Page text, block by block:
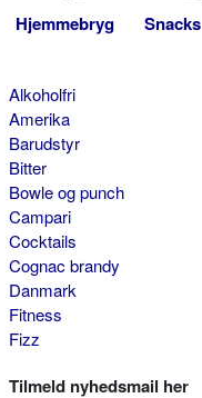
Hjemmebryg Snacks
Alkoholfri
Amerika
Barudstyr
Bitter
Bowle og punch
Campari
Cocktails
Cognac brandy
Danmark
Fitness
Fizz
Tilmeld nyhedsmail her